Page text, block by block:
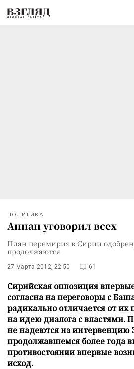
ПОЛИТИКА
Аннан уговорил всех
План перемирия в Сирии
продолжаются
27 марта 2012, 22:50 61
Сирийская оппозиция
согласна на переговоры с
радикально отличается от
на идею диалога с властями.
не надеются на интервенцию
продолжавшемся более года
противостоянии впервые
исход.